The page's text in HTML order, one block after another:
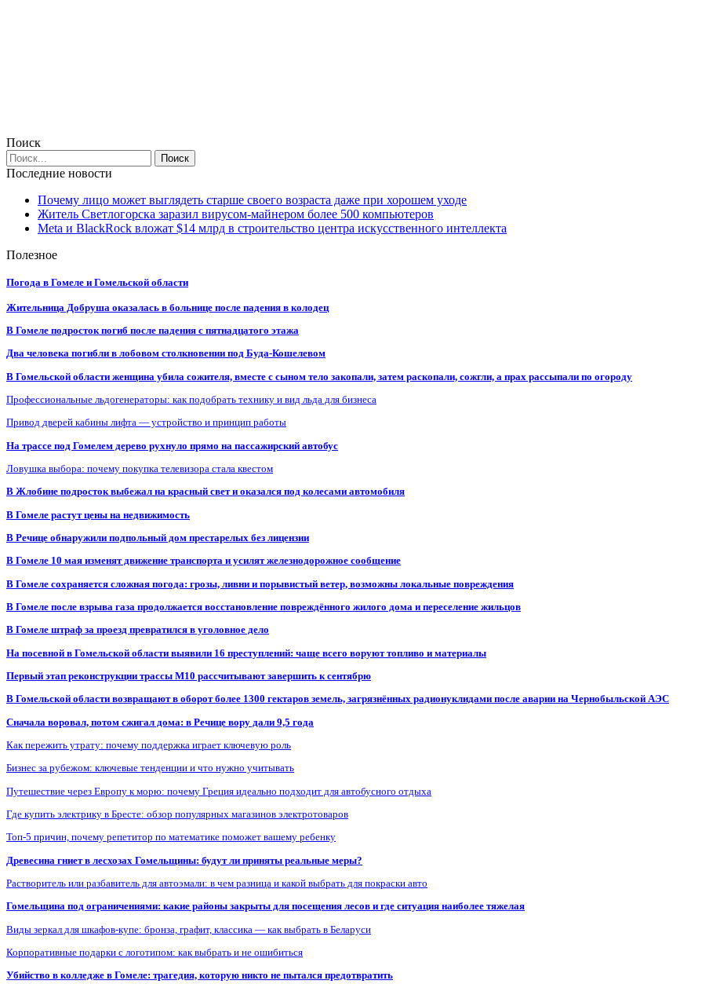
Поиск
Последние новости
Почему лицо может выглядеть старше своего возраста даже при хорошем уходе
Житель Светлогорска заразил вирусом-майнером более 500 компьютеров
Meta и BlackRock вложат $14 млрд в строительство центра искусственного интеллекта
Полезное
Погода в Гомеле и Гомельской области
Жительница Добруша оказалась в больнице после падения в колодец
В Гомеле подросток погиб после падения с пятнадцатого этажа
Два человека погибли в лобовом столкновении под Буда-Кошелевом
В Гомельской области женщина убила сожителя, вместе с сыном тело закопали, затем раскопали, сожгли, а прах рассыпали по огороду
Профессиональные льдогенераторы: как подобрать технику и вид льда для бизнеса
Привод дверей кабины лифта — устройство и принцип работы
На трассе под Гомелем дерево рухнуло прямо на пассажирский автобус
Ловушка выбора: почему покупка телевизора стала квестом
В Жлобине подросток выбежал на красный свет и оказался под колесами автомобиля
В Гомеле растут цены на недвижимость
В Речице обнаружили подпольный дом престарелых без лицензии
В Гомеле 10 мая изменят движение транспорта и усилят железнодорожное сообщение
В Гомеле сохраняется сложная погода: грозы, ливни и порывистый ветер, возможны локальные повреждения
В Гомеле после взрыва газа продолжается восстановление повреждённого жилого дома и переселение жильцов
В Гомеле штраф за проезд превратился в уголовное дело
На посевной в Гомельской области выявили 16 преступлений: чаще всего воруют топливо и материалы
Первый этап реконструкции трассы М10 рассчитывают завершить к сентябрю
В Гомельской области возвращают в оборот более 1300 гектаров земель, загрязнённых радионуклидами после аварии на Чернобыльской АЭС
Сначала воровал, потом сжигал дома: в Речице вору дали 9,5 года
Как пережить утрату: почему поддержка играет ключевую роль
Бизнес за рубежом: ключевые тенденции и что нужно учитывать
Путешествие через Европу к морю: почему Греция идеально подходит для автобусного отдыха
Где купить электрику в Бресте: обзор популярных магазинов электротоваров
Топ-5 причин, почему репетитор по математике поможет вашему ребенку
Древесина гниет в лесхозах Гомельщины: будут ли приняты реальные меры?
Растворитель или разбавитель для автоэмали: в чем разница и какой выбрать для покраски авто
Гомельщина под ограничениями: какие районы закрыты для посещения лесов и где ситуация наиболее тяжелая
Виды зеркал для шкафов-купе: бронза, графит, классика — как выбрать в Беларуси
Корпоративные подарки с логотипом: как выбрать и не ошибиться
Убийство в колледже в Гомеле: трагедия, которую никто не пытался предотвратить